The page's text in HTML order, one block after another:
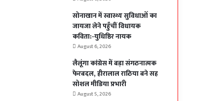
सोनाखान में स्वास्थ्य सुविधाओं का
जायजा लेने पहुँचीं विधायक
कविता:-युधिष्ठिर नायक
August 6, 2026
लैलूंगा कांग्रेस में बड़ा संगठनात्मक
फेरबदल, हीरालाल राठिया बने सह
सोशल मीडिया प्रभारी
August 5, 2026